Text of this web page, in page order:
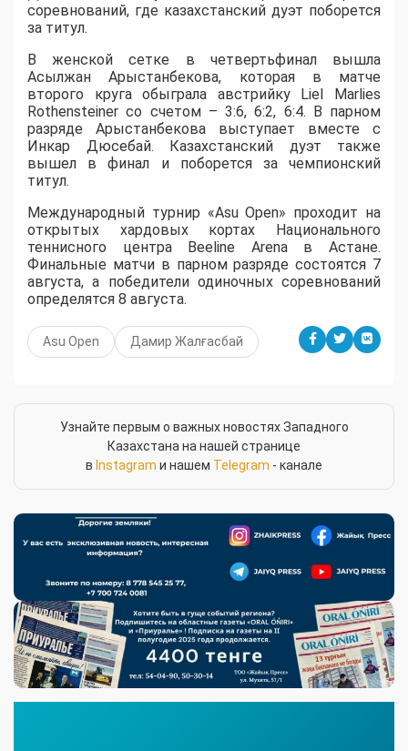
соревнований, где казахстанский дуэт поборется
за титул.
В женской сетке в четвертьфинал вышла
Асылжан Арыстанбекова, которая в матче
второго круга обыграла австрийку Liel Marlies
Rothensteiner со счетом – 3:6, 6:2, 6:4. В парном
разряде Арыстанбекова выступает вместе с
Инкар Дюсебай. Казахстанский дуэт также
вышел в финал и поборется за чемпионский
титул.
Международный турнир «Asu Open» проходит на
открытых хардовых кортах Национального
теннисного центра Beeline Arena в Астане.
Финальные матчи в парном разряде состоятся 7
августа, а победители одиночных соревнований
определятся 8 августа.
Asu Open Дамир Жалғасбай
Узнайте первым о важных новостях Западного
Казахстана на нашей странице
в Instagram и нашем Telegram - канале